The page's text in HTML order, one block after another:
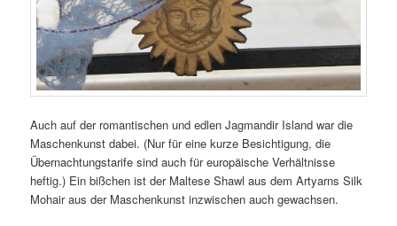
Auch auf der romantischen und edlen Jagmandir Island war die
Maschenkunst dabei. (Nur für eine kurze Besichtigung, die
Übernachtungstarife sind auch für europäische Verhältnisse
heftig.) Ein bißchen ist der Maltese Shawl aus dem Artyarns Silk
Mohair aus der Maschenkunst inzwischen auch gewachsen.